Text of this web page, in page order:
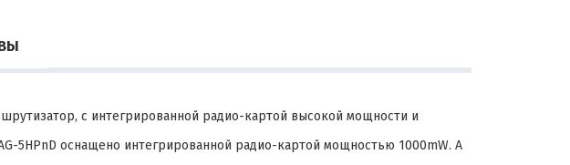
с интегрированной радио-картой высокой мощности и
5HPnD оснащено интегрированной радио-картой мощностью 1000mW. А